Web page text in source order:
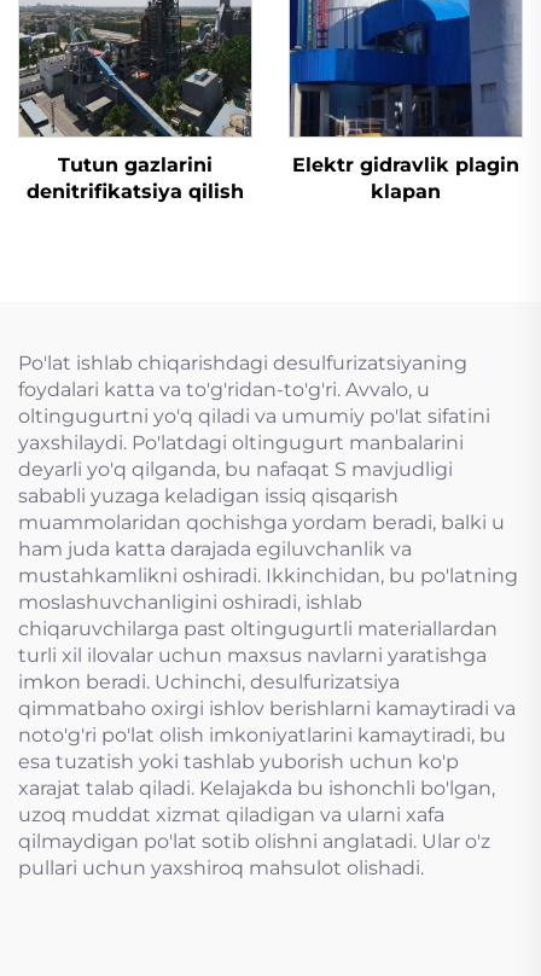
Tutun gazlarini
denitrifikatsiya qilish
Elektr gidravlik plagin
klapan
Po'lat ishlab chiqarishdagi desulfurizatsiyaning
foydalari katta va to'g'ridan-to'g'ri. Avvalo, u
oltingugurtni yo'q qiladi va umumiy po'lat sifatini
yaxshilaydi. Po'latdagi oltingugurt manbalarini
deyarli yo'q qilganda, bu nafaqat S mavjudligi
sababli yuzaga keladigan issiq qisqarish
muammolaridan qochishga yordam beradi, balki u
ham juda katta darajada egiluvchanlik va
mustahkamlikni oshiradi. Ikkinchidan, bu po'latning
moslashuvchanligini oshiradi, ishlab
chiqaruvchilarga past oltingugurtli materiallardan
turli xil ilovalar uchun maxsus navlarni yaratishga
imkon beradi. Uchinchi, desulfurizatsiya
qimmatbaho oxirgi ishlov berishlarni kamaytiradi va
noto'g'ri po'lat olish imkoniyatlarini kamaytiradi, bu
esa tuzatish yoki tashlab yuborish uchun ko'p
xarajat talab qiladi. Kelajakda bu ishonchli bo'lgan,
uzoq muddat xizmat qiladigan va ularni xafa
qilmaydigan po'lat sotib olishni anglatadi. Ular o'z
pullari uchun yaxshiroq mahsulot olishadi.